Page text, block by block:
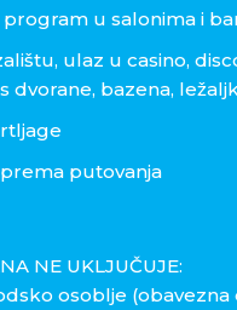
program u salonima i
ulaz u casino,
dvorane, bazena,
putovanja
NE UKLJUČUJE:
osoblje (obavezna